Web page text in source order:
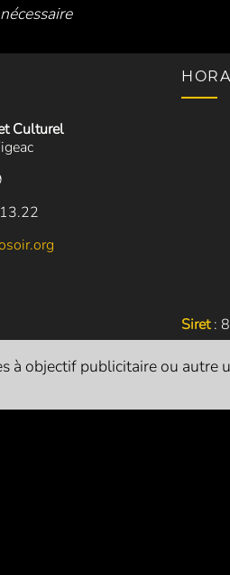
Culturel
Siret:
à objectif publicitaire ou